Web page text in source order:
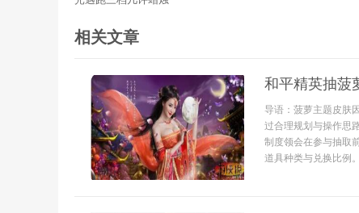
相关文章
和平精英抽菠
导语：菠萝主题皮肤
过合理规划与操作思
制度领会在参与抽取
道具种类与兑换比例